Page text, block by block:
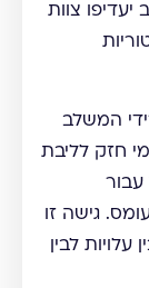
צוות
המשלב
חזק לליבת
עבור
גישה זו
לבין